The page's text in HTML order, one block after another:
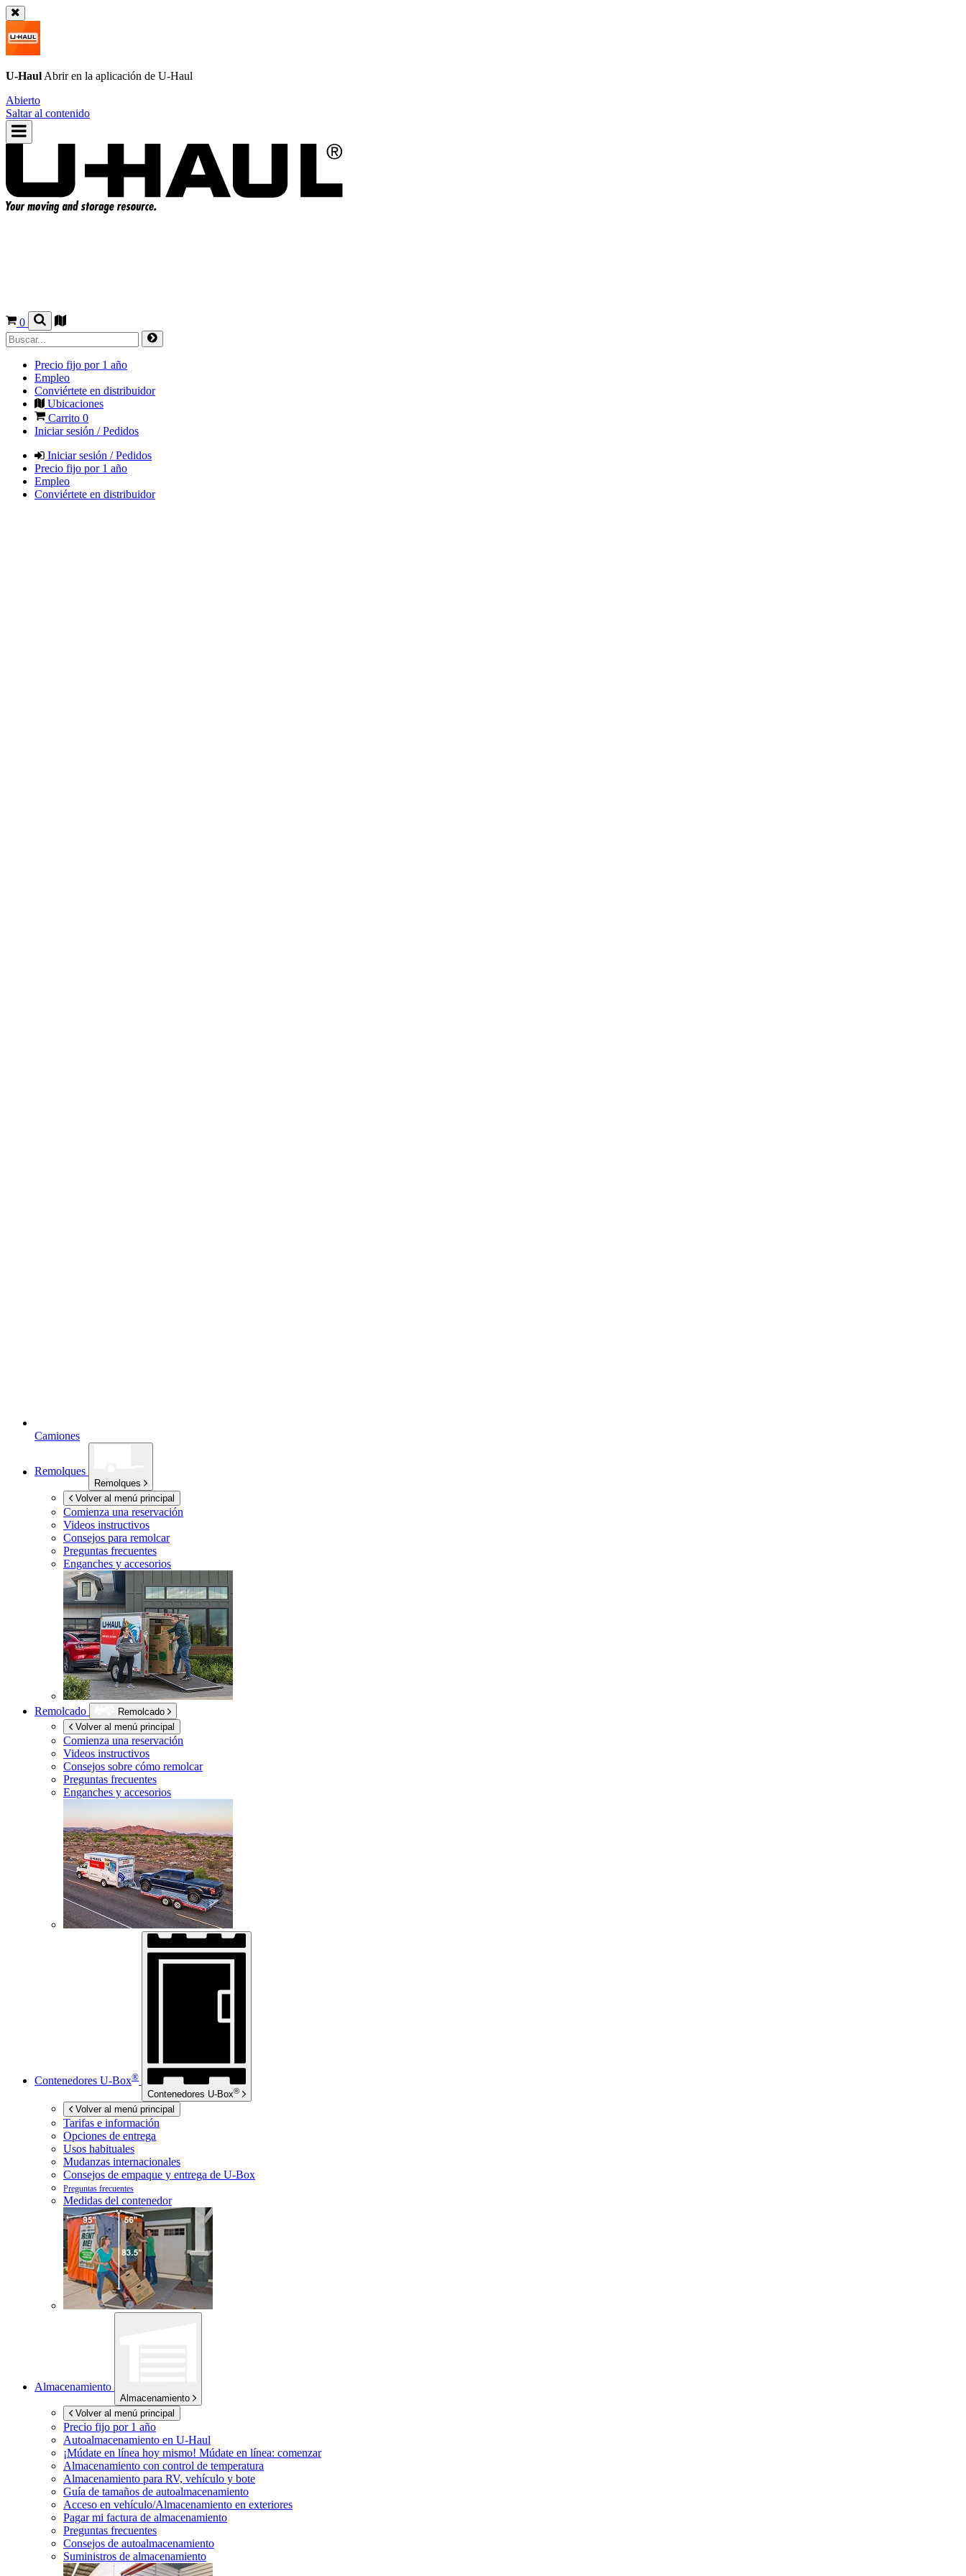
U-Haul Abrir en la aplicación de U-Haul
Abierto
Saltar al contenido
0
Precio fijo por 1 año
Empleo
Conviértete en distribuidor
Ubicaciones
Carrito 0
Iniciar sesión / Pedidos
Iniciar sesión / Pedidos
Precio fijo por 1 año
Empleo
Conviértete en distribuidor
Camiones
Remolques
Remolques
Volver al menú principal
Comienza una reservación
Videos instructivos
Consejos para remolcar
Preguntas frecuentes
Enganches y accesorios
Remolcado
Remolcado
Volver al menú principal
Comienza una reservación
Videos instructivos
Consejos sobre cómo remolcar
Preguntas frecuentes
Enganches y accesorios
Contenedores U-Box®
Contenedores U-Box®
Volver al menú principal
Tarifas e información
Opciones de entrega
Usos habituales
Mudanzas internacionales
Consejos de empaque y entrega de U-Box
Preguntas frecuentes
Medidas del contenedor
Almacenamiento
Almacenamiento
Volver al menú principal
Precio fijo por 1 año
Autoalmacenamiento en U-Haul
¡Múdate en línea hoy mismo! Múdate en línea: comenzar
Almacenamiento con control de temperatura
Almacenamiento para RV, vehículo y bote
Guía de tamaños de autoalmacenamiento
Acceso en vehículo/Almacenamiento en exteriores
Pagar mi factura de almacenamiento
Preguntas frecuentes
Consejos de autoalmacenamiento
Suministros de almacenamiento